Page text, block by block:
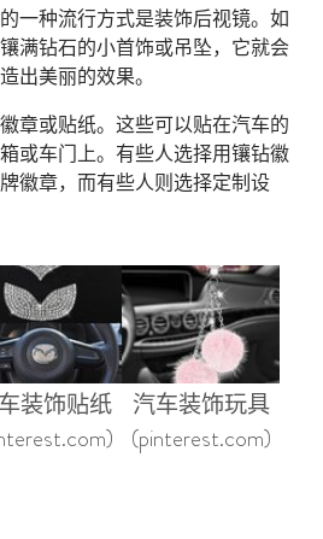
一种流行方式是装饰后视镜。如
满钻石的小首饰或吊坠，它就会
出美丽的效果。
章或贴纸。这些可以贴在汽车的
或车门上。有些人选择用镶钻徽
徽章，而有些人则选择定制设
装饰贴纸
汽车装饰玩具
(pinterest.com)